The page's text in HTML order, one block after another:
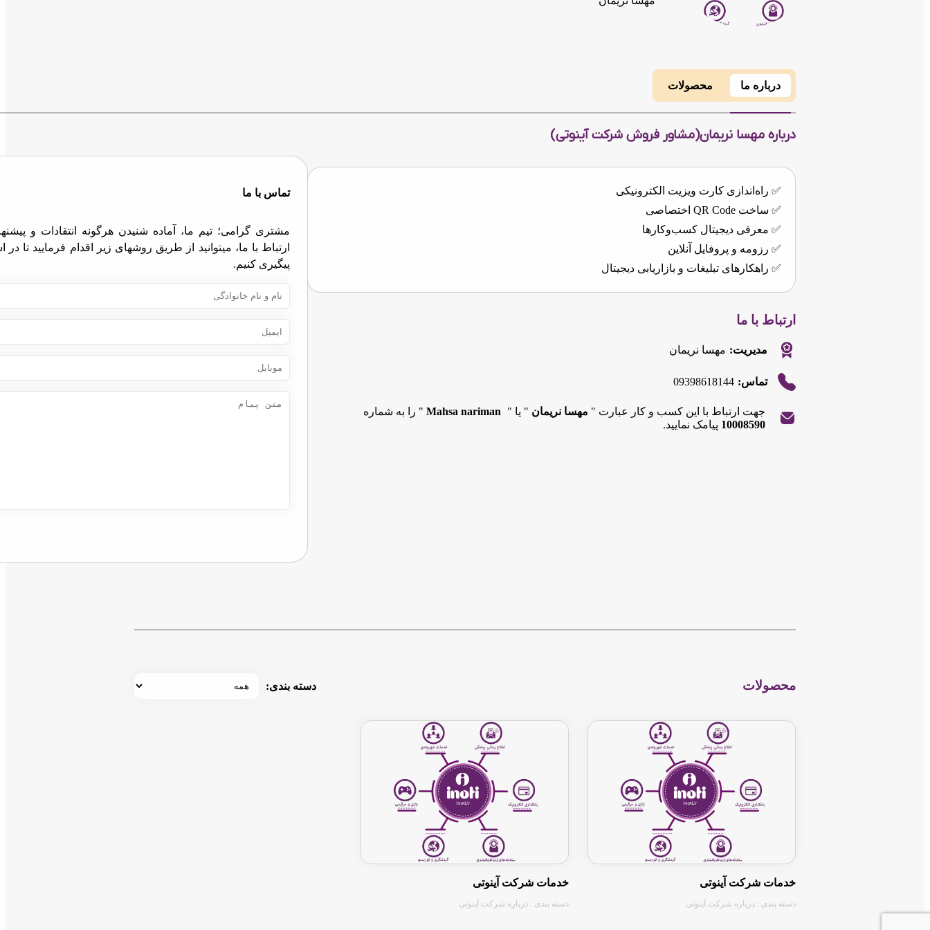
درباره ما محصولات
درباره مهسا نریمان(مشاور فروش شرکت آینوتی)
✅ راه‌اندازی کارت ویزیت الکترونیکی
✅ ساخت QR Code اختصاصی
✅ معرفی دیجیتال کسب‌وکارها
✅ رزومه و پروفایل آنلاین
✅ راهکارهای تبلیغات و بازاریابی دیجیتال
ارتباط با ما
مدیریت: مهسا نریمان
تماس: 09398618144
جهت ارتباط با این کسب و کار عبارت " مهسا نریمان " یا " Mahsa nariman" را به شماره
10008590 پیامک نمایید.
Leaflet
©
OpenStreetMap
تماس با ما
مشتری گرامی؛ تیم ما، آماده شنیدن هرگونه انتقادات و
ارتباط با ما، میتوانید از طریق روشهای زیر اقدام فرمایید تا
پیگیری کنیم.
محصولات دسته بندی:
خدمات شرکت آینوتی
دسته بندی : درباره شرکت آینوتی
خدمات شرکت آینوتی
دسته بندی : درباره شرکت آینوتی